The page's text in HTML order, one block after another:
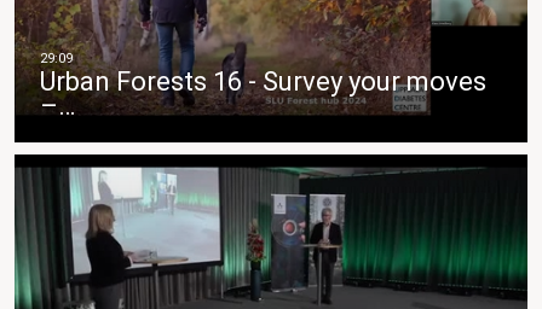
Urban Forests 16 - Survey your moves
–…